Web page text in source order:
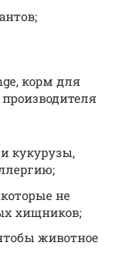
корм для
кукурузы,
не
хищников;
животное